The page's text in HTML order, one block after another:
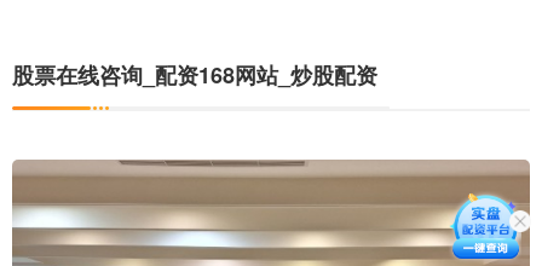
股票在线咨询_配资168网站_炒股配资